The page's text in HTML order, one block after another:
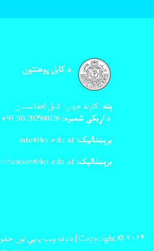
د کابل پوهنتون
پته: کارته چهار، کابل افغانستان
د اړیکې شمېره: 202500326
(0) 93+
برېښنالیک:
برېښنالیک:
Copyright © ۲۰۲۴| ددغه وېب پاڼې ټول حقوق کابل پوهنتون پورې اړه لري.